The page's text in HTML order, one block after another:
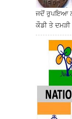
ਜਦੋਂ ਰੁਪਇਆ
ਕੌਡੀ ਤੇ ਦਮੜੀ